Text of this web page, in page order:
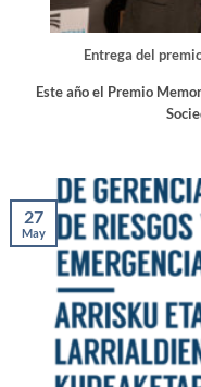
Entrega del
Este año el Premio
27
May